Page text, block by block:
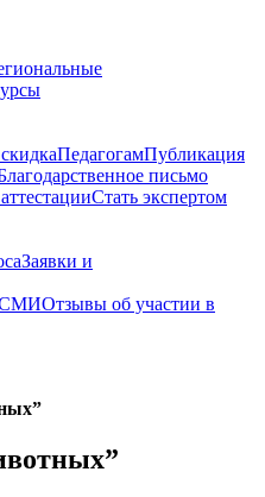
ПедагогамПубликация
письмо
Стать экспертом
Заявки и
СМИОтзывы об участии в